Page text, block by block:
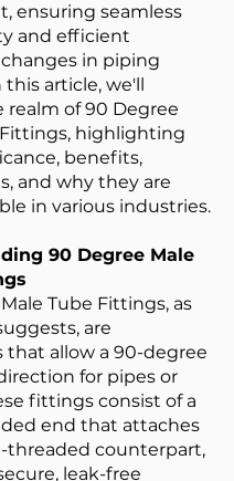
ensuring seamless
and efficient
in piping
this article, we'll
realm of 90 Degree
highlighting
benefits,
and why they are
in various industries.
90 Degree Male
Tube Fittings, as
are
that allow a 90-degree
for pipes or
fittings consist of a
end that attaches
threaded counterpart,
leak-free